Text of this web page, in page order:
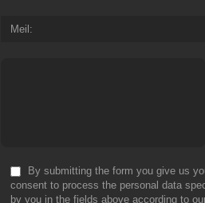
Meil
By submitting the form you give us
consent to process the personal data
by you in the fields above according to